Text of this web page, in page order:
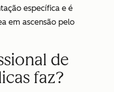
específica e é
em ascensão pelo
de
faz?